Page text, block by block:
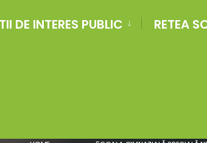
DE INTERES PUBLIC RETEA